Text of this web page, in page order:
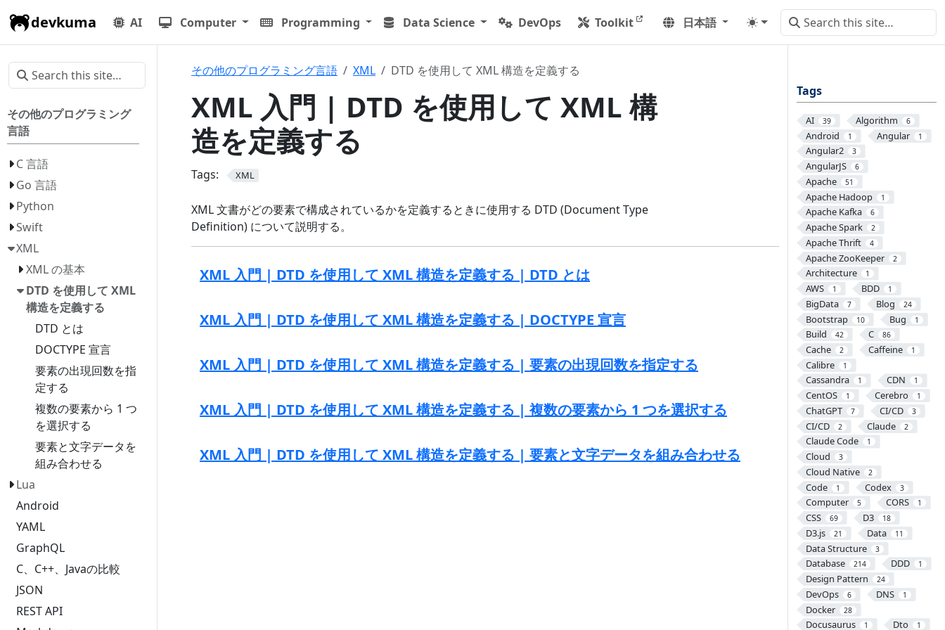
devkuma AI Computer Programming Data Science DevOps Toolkit 日本語
その他のプログラミング
言語
C 言語
Go 言語
Python
Swift
XML
XML の基本
DTD を使用して XML
構造を定義する
DTD とは
DOCTYPE 宣言
要素の出現回数を指
定する
複数の要素から 1 つ
を選択する
要素と文字データを
組み合わせる
Lua
Android
YAML
GraphQL
C、C++、Javaの比較
JSON
REST API
Tags
AI 39 Algorithm 6
Android 1 Angular 1
Angular2 3
AngularJS 6
Apache 51
Apache Hadoop 1
Apache Kafka 6
Apache Spark 2
Apache Thrift 4
Apache ZooKeeper 2
Architecture 1
AWS 1 BDD 1
BigData 7 Blog 24
Bootstrap 10 Bug 1
Build 42 C 86
Cache 2 Caffeine 1
Calibre 1
Cassandra 1 CDN 1
CentOS 1 Cerebro 1
ChatGPT 7 CI/CD 3
CI/CD 2 Claude 2
Claude Code 1
Cloud 3
Cloud Native 2
Code 1 Codex 3
Computer 5 CORS 1
CSS 69 D3 18
D3.js 21 Data 11
Data Structure 3
Database 214 DDD 1
Design Pattern 24
DevOps 6 DNS 1
Docker 28
Docusaurus 1 Dto 1
その他のプログラミング言語 XML DTD を使用して XML 構造を定義する
XML 入門 | DTD を使用して XML 構
造を定義する
Tags: XML
XML 文書がどの要素で構成されているかを定義するときに使用する DTD (Document Type
Definition) について説明する。
XML 入門 | DTD を使用して XML 構造を定義する | DTD とは
XML 入門 | DTD を使用して XML 構造を定義する | DOCTYPE 宣言
XML 入門 | DTD を使用して XML 構造を定義する | 要素の出現回数を指定する
XML 入門 | DTD を使用して XML 構造を定義する | 複数の要素から 1 つを選択する
XML 入門 | DTD を使用して XML 構造を定義する | 要素と文字データを組み合わせる